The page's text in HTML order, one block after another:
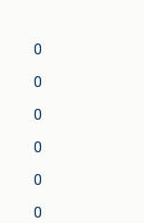
0
0
0
0
0
0